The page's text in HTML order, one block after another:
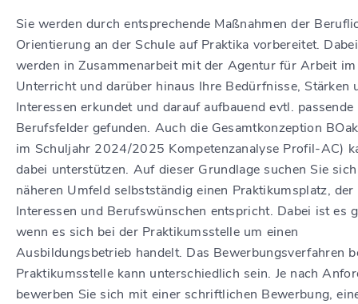
Sie werden durch entsprechende Maßnahmen der
Orientierung an der Schule auf Praktika vorbereitet. Dabei
werden in Zusammenarbeit mit der Agentur für Arbeit im
Unterricht und darüber hinaus Ihre Bedürfnisse, Stärken
Interessen erkundet und darauf aufbauend evtl. passende
Berufsfelder gefunden. Auch die Gesamtkonzeption
im Schuljahr 2024/2025 Kompetenzanalyse Profil-AC)
dabei unterstützen. Auf dieser Grundlage suchen Sie
näheren Umfeld selbstständig einen Praktikumsplatz, der
Interessen und Berufswünschen entspricht. Dabei ist es
wenn es sich bei der Praktikumsstelle um einen
Ausbildungsbetrieb handelt. Das Bewerbungsverfahren
Praktikumsstelle kann unterschiedlich sein. Je nach
bewerben Sie sich mit einer schriftlichen Bewerbung,